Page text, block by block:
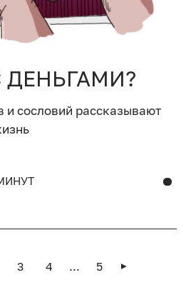
ДЕНЬГАМИ?
и сословий рассказывают
3 4 ... 5